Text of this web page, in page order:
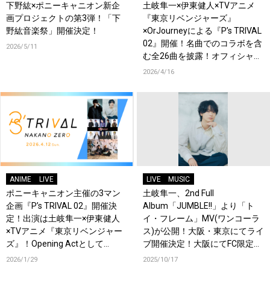
下野紘×ポニーキャニオン新企
画プロジェクトの第3弾！「下
野紘音楽祭」開催決定！
2026/5/11
土岐隼一×伊東健人×TVアニメ
『東京リベンジャーズ』
×OrJourneyによる『P’s TRIVAL
02』開催！名曲でのコラボを含
む全26曲を披露！オフィシャル
レポート到着！
2026/4/16
ANIME LIVE
ポニーキャニオン主催の3マン
企画『P’s TRIVAL 02』開催決
定！出演は土岐隼一×伊東健人
×TVアニメ『東京リベンジャー
ズ』！Opening Actとして
OrJourneyも登場！
2026/1/29
LIVE MUSIC
土岐隼一、2nd Full
Album「JUMBLE!!」より「ト
イ・フレーム」MV(ワンコーラ
ス)が公開！大阪・東京にてライ
ブ開催決定！大阪にてFC限定ツ
アー＆イベントの開催も決定！
2025/10/17